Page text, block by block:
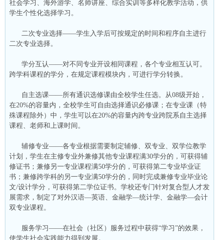
社会学习、海外游学、名师讲座、综合实训等多样化教学活动，供
学生个性化选择学习。
二次专业选择——学生入学后可按规定的时间和程序自主进行
二次专业选择。
学分互认——对不同专业开设相同课程，各个专业相互认可。
跨学科课程的学分，在规定课程模块内，可进行学分转换。
自主选课——所有通识选修课由全校学生任选。从08级开始，
在20%的容量内，全校学生可自由选择通识必修课；在专业课（特
殊课程除外）中，学生可以在20%的容量内跨专业跨院系自主选择
课程、老师和上课时间。
辅修专业——各专业根据需要制定辅修、双专业、双学位教学
计划，学生在主修专业外兼修其他专业课程满30学分的，可获得辅
修证书；兼修另一专业课程满50学分的，可获得第二专业毕业证
书；兼修跨学科的另一专业满50学分的，同时完成兼修专业毕业论
文/设计学分，可获得第二学位证书。学校还专门针对复合型人才发
展需求，制定了对外汉语—英语、金融学—统计学、金融学—会计
双专业课程。
服务学习——在社会（社区）服务过程中获得“学习”的效果，
使学生社会实践能力得到发展。